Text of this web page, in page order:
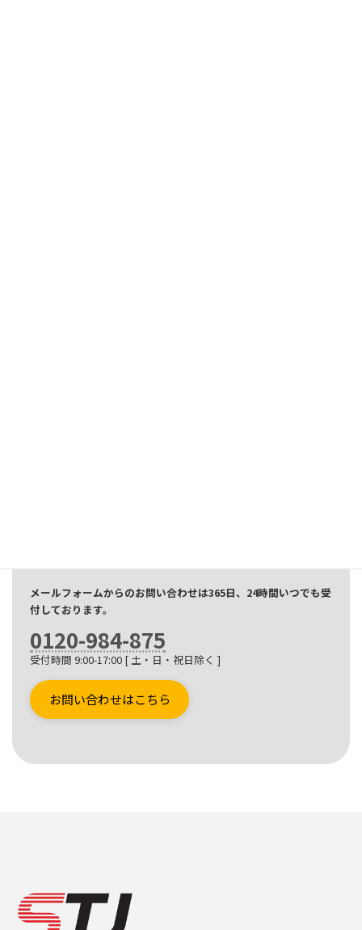
メールフォームからのお問い合わせは365日、24時間いつでも受
付しております。
0120-984-875
受付時間 9:00-17:00 [ 土・日・祝日除く ]
お問い合わせはこちら